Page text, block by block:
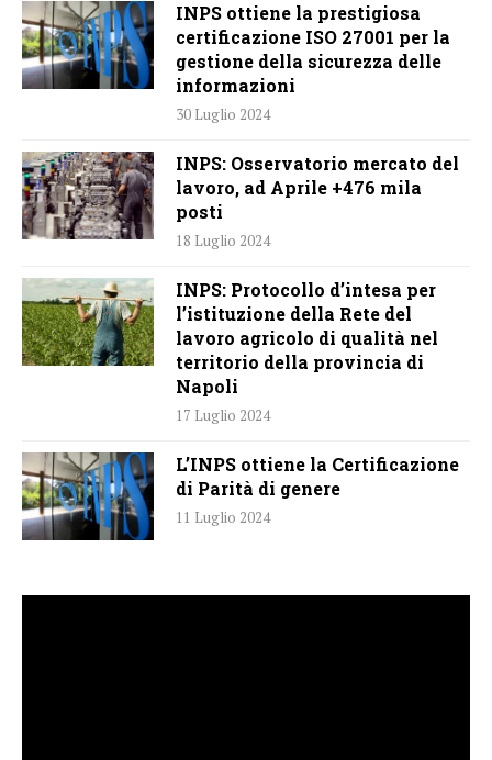
INPS ottiene la prestigiosa
certificazione ISO 27001 per la
gestione della sicurezza delle
informazioni
30 Luglio 2024
INPS: Osservatorio mercato del
lavoro, ad Aprile +476 mila
posti
18 Luglio 2024
INPS: Protocollo d’intesa per
l’istituzione della Rete del
lavoro agricolo di qualità nel
territorio della provincia di
Napoli
17 Luglio 2024
L’INPS ottiene la Certificazione
di Parità di genere
11 Luglio 2024